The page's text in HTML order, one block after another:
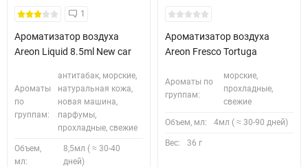
1
Ароматизатор воздуха
Areon Liquid 8.5ml New car
Ароматы
по
группам:
антитабак, морские,
натуральная кожа,
новая машина,
парфумы,
прохладные, свежие
Объем,
мл:
8,5мл ( ≈ 30-40
дней)
Ароматизатор воздуха
Areon Fresco Tortuga
Ароматы по
группам:
морские,
прохладные,
свежие
Объем, мл: 4мл ( ≈ 30-90 дней)
Вес: 36 г